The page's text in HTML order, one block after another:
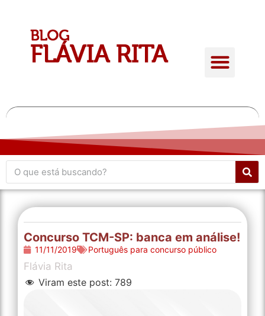
Concurso TCM-SP: banca em análise!
11/11/2019 Português para concurso público
Flávia Rita
Viram este post: 789